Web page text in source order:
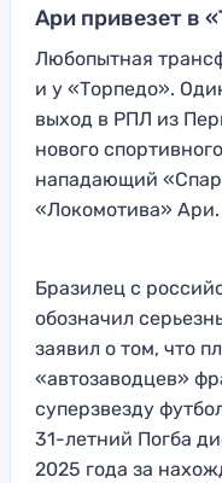
Ари привезет в
Любопытная
и у «Торпедо».
выход в РПЛ из
нового
нападающий
«Локомотива» Ари.
Бразилец с
обозначил
заявил о том, что
«автозаводцев»
суперзвезду
31-летний Погба
2025 года за